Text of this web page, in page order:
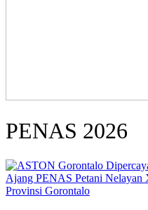
PENAS 2026
Provinsi Gorontalo